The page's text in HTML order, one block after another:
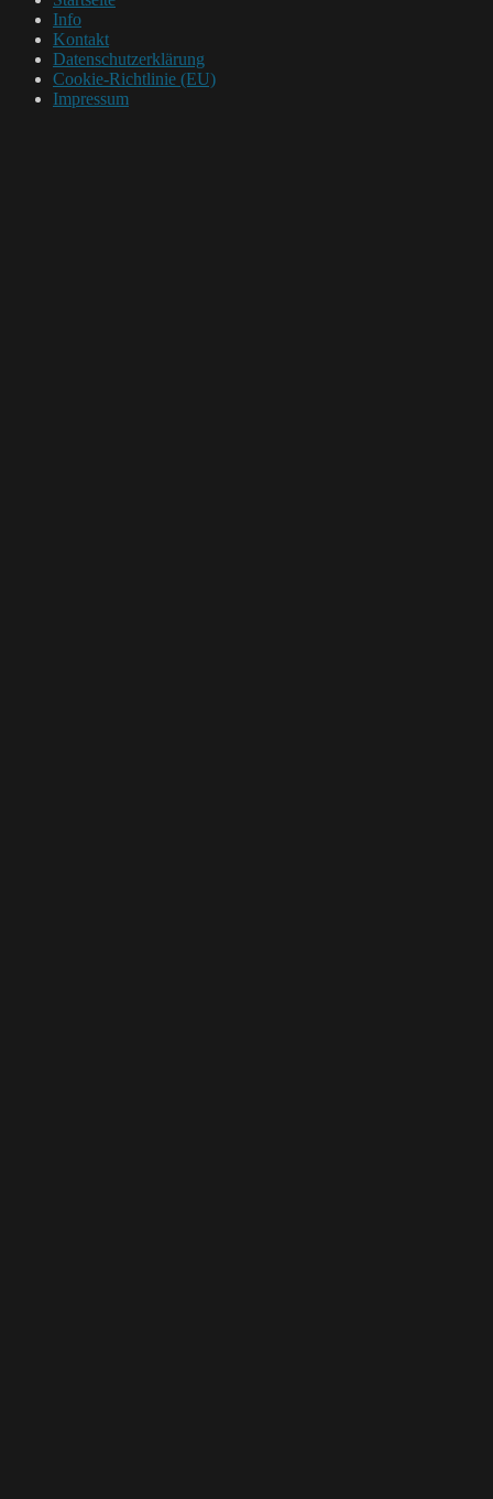
Info
Kontakt
Datenschutzerklärung
Cookie-Richtlinie (EU)
Impressum